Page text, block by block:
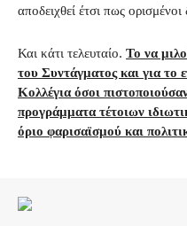
αποδειχθεί έτσι πως
Και κάτι τελευταίο. Το να
του Συντάγματος και για το
Κολλέγια όσοι
προγράμματα τέτοιων
όριο φαρισαϊσμού και